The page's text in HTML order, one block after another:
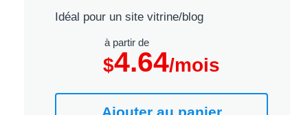
Idéal pour un site vitrine/blog
à partir de
$4.64/mois
Ajouter au panier